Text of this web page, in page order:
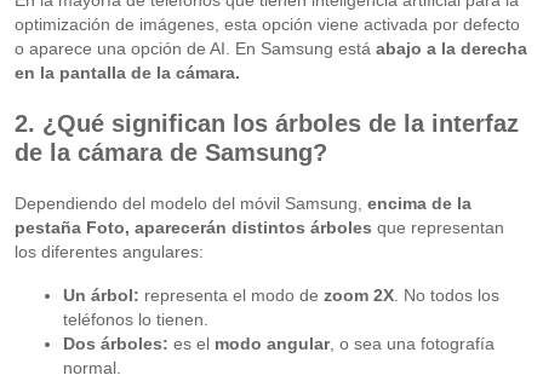
optimización de imágenes, esta opción viene activada por defecto
o aparece una opción de AI. En Samsung estáabajo a la derecha
en la pantalla de la cámara.
2. ¿Qué significan los árboles de la interfaz
de la cámara de Samsung?
Dependiendo del modelo del móvil Samsung, encima de la
pestaña Foto, aparecerán distintos árboles que representan
los diferentes angulares:
Un árbol: representa el modo de zoom 2X. No todos los
teléfonos lo tienen.
Dos árboles: es el modo angular, o sea una fotografía
normal.